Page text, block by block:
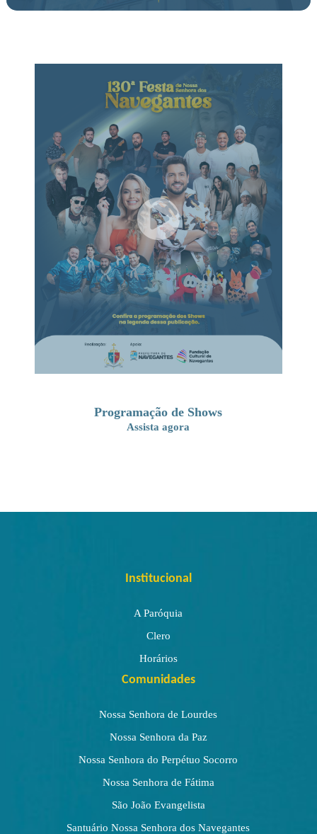
Programação de Shows
Assista agora
Institucional
A Paróquia
Clero
Horários
Comunidades
Nossa Senhora de Lourdes
Nossa Senhora da Paz
Nossa Senhora do Perpétuo Socorro
Nossa Senhora de Fátima
São João Evangelista
Santuário Nossa Senhora dos Navegantes